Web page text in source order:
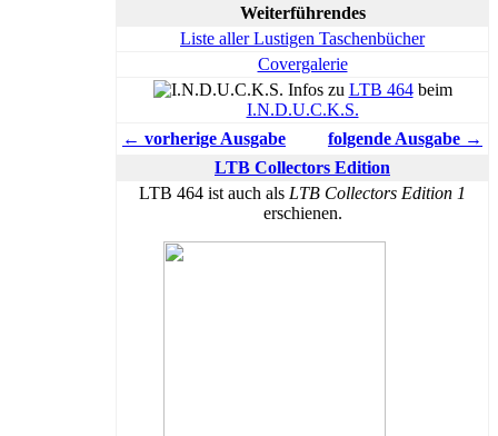
Weiterführendes
Liste aller Lustigen Taschenbücher
Covergalerie
Infos zu LTB 464beim
I.N.D.U.C.K.S.
← vorherige Ausgabe
folgende Ausgabe →
LTB Collectors Edition
LTB 464 ist auch als LTB Collectors Edition 1
erschienen.